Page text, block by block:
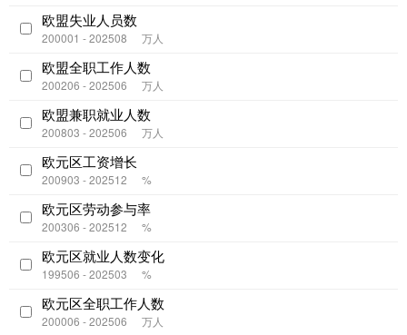
欧盟失业人员数
200001 - 202508 万人
欧盟全职工作人数
200206 - 202506 万人
欧盟兼职就业人数
200803 - 202506 万人
欧元区工资增长
200903 - 202512 %
欧元区劳动参与率
200306 - 202512 %
欧元区就业人数变化
199506 - 202503 %
欧元区全职工作人数
200006 - 202506 万人